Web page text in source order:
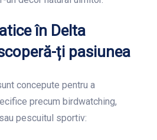
în Delta
ți pasiunea
concepute pentru a
precum birdwatching,
pescuitul sportiv: